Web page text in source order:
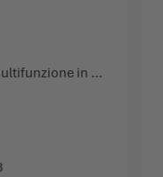
Il modello classico tra le calzature multifunzione in una nuova versione.